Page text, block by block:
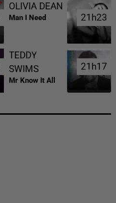
OLIVIA DEAN
Man I Need 21h23
21h23
TEDDY
SWIMS
Mr Know It All
21h17
21h17